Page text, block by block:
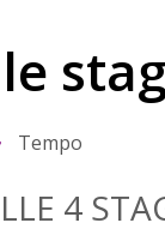
Tempo
4